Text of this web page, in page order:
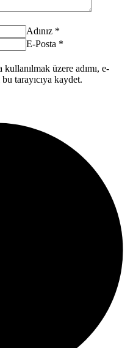
Adınız *
E-Posta *
üzere adımı, e-
tarayıcıya kaydet.